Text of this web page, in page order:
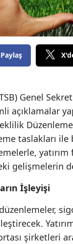
Genel
açıklamalar
taslakları
gelişmelerin
İşleyişi
şirketleri